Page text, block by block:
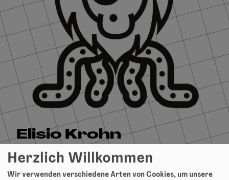
Elisio Krohn
Spiel:
Herzlich Willkommen
Wir verwenden verschiedene Arten von Cookies, um unsere